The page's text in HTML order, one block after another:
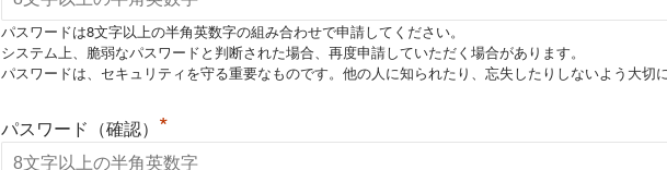
パスワードは8文字以上の半角英数字の組み合わせで申請してください。
システム上、脆弱なパスワードと判断された場合、再度申請していただく場合があります。
パスワードは、セキュリティを守る重要なものです。他の人に知られたり、忘失したりしないよう大切
パスワード（確認） *